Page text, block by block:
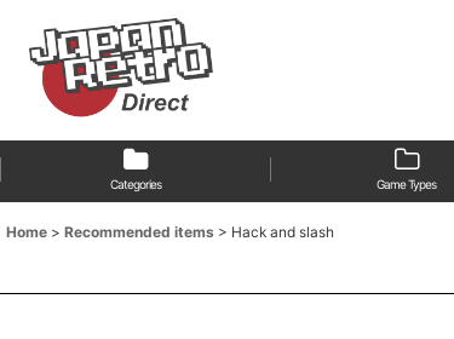
Categories Game Types
Home > Recommended items > Hack and slash